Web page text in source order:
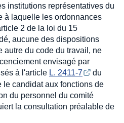
institutions représentatives du
à laquelle les ordonnances
2 de la loi du 15
aucune des dispositions
autre du code du travail, ne
envisagé par
à l'article L. 2411-7
du
le candidat aux fonctions de
du personnel du comité
la consultation préalable de